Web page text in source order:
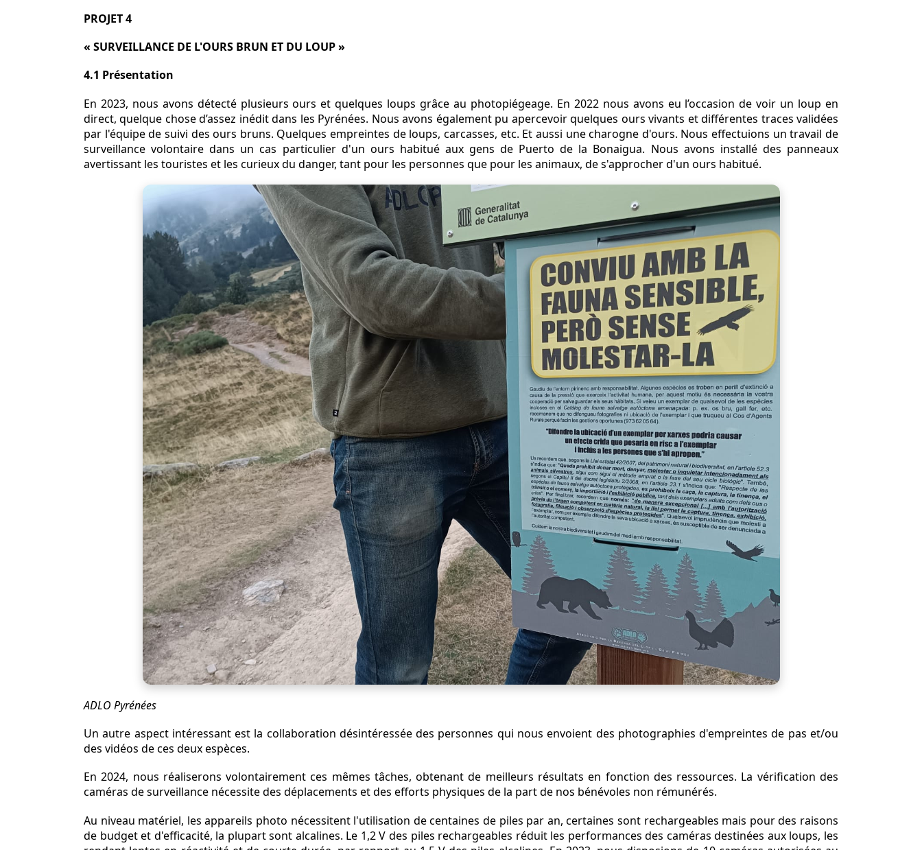
PROJET 4
« SURVEILLANCE DE L'OURS BRUN ET DU LOUP »
4.1 Présentation
En 2023, nous avons détecté plusieurs ours et quelques loups grâce au photopiégeage. En 2022 nous avons eu l’occasion de voir un loup en
direct, quelque chose d’assez inédit dans les Pyrénées. Nous avons également pu apercevoir quelques ours vivants et différentes traces validées
par l'équipe de suivi des ours bruns. Quelques empreintes de loups, carcasses, etc. Et aussi une charogne d'ours. Nous effectuions un travail de
surveillance volontaire dans un cas particulier d'un ours habitué aux gens de Puerto de la Bonaigua. Nous avons installé des panneaux
avertissant les touristes et les curieux du danger, tant pour les personnes que pour les animaux, de s'approcher d'un ours habitué.
ADLO Pyrénées
Un autre aspect intéressant est la collaboration désintéressée des personnes qui nous envoient des photographies d'empreintes de pas et/ou
des vidéos de ces deux espèces.
En 2024, nous réaliserons volontairement ces mêmes tâches, obtenant de meilleurs résultats en fonction des ressources. La vérification des
caméras de surveillance nécessite des déplacements et des efforts physiques de la part de nos bénévoles non rémunérés.
Au niveau matériel, les appareils photo nécessitent l'utilisation de centaines de piles par an, certaines sont rechargeables mais pour des raisons
de budget et d'efficacité, la plupart sont alcalines. Le 1,2 V des piles rechargeables réduit les performances des caméras destinées aux loups, les